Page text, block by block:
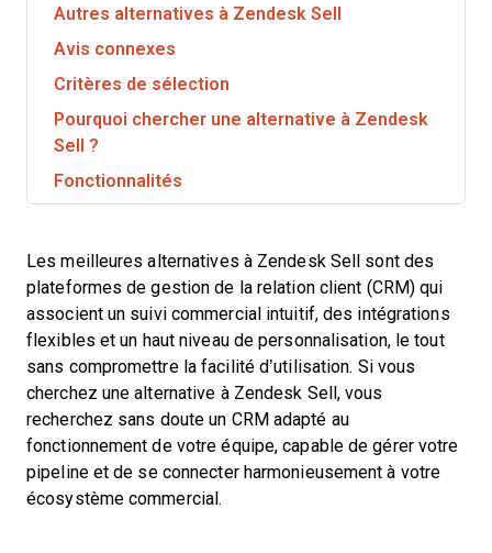
Autres alternatives à Zendesk Sell
Avis connexes
Critères de sélection
Pourquoi chercher une alternative à Zendesk
Sell ?
Fonctionnalités
Les meilleures alternatives à Zendesk Sell sont des
plateformes de gestion de la relation client (CRM) qui
associent un suivi commercial intuitif, des intégrations
flexibles et un haut niveau de personnalisation, le tout
sans compromettre la facilité d’utilisation. Si vous
cherchez une alternative à Zendesk Sell, vous
recherchez sans doute un CRM adapté au
fonctionnement de votre équipe, capable de gérer votre
pipeline et de se connecter harmonieusement à votre
écosystème commercial.